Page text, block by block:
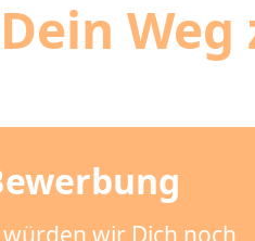
Dein Weg
wir Dich noch